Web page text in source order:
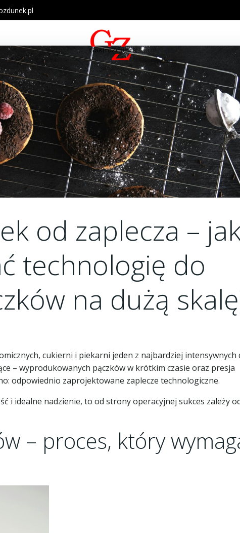
od zaplecza –
technologię do
na dużą
cukierni i piekarni jeden z najbardziej intensywnych
– wyprodukowanych pączków w krótkim czasie oraz presja
odpowiednio zaprojektowane zaplecze technologiczne.
i idealne nadzienie, to od strony operacyjnej sukces zależy
– proces, który